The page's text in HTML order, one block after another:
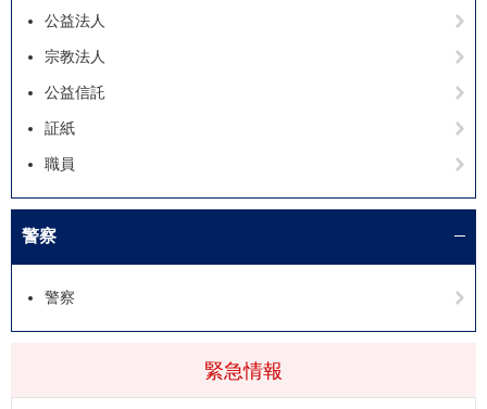
緊急情報
公益法人
宗教法人
公益信託
証紙
職員
警察
警察